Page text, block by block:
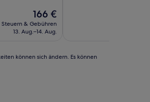
Der
Preis
beträgt
166 €
Steuern & Gebühren
13. Aug.–14. Aug.
können sich ändern. Es können